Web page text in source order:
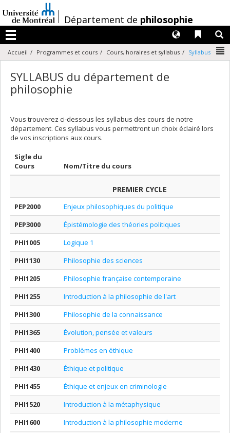
au
contenu
/Département de philosophie
Menu
Liens
Langues
Accueil Programmes et cours Cours, horaires et syllabus Syllabus
SYLLABUS du département de
philosophie
Vous trouverez ci-dessous les syllabus des cours de notre
département. Ces syllabus vous permettront un choix éclairé lors
de vos inscriptions aux cours.
Sigle du
Cours
Nom/Titre du cours
PREMIER CYCLE
PEP2000
Enjeux philosophiques du politique
PEP3000
Épistémologie des théories politiques
PHI1005
Logique 1
PHI1130
Philosophie des sciences
PHI1205
Philosophie française contemporaine
PHI1255
Introduction à la philosophie de l'art
PHI1300
Philosophie de la connaissance
PHI1365
Évolution, pensée et valeurs
PHI1400
Problèmes en éthique
PHI1430
Éthique et politique
PHI1455
Éthique et enjeux en criminologie
PHI1520
Introduction à la métaphysique
PHI1600
Introduction à la philosophie moderne